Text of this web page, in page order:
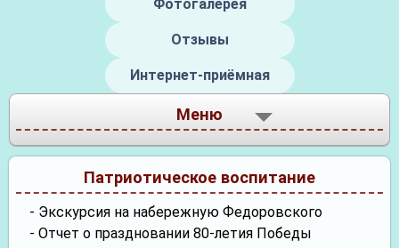
Фотогалерея
Отзывы
Интернет-приёмная
Меню
Патриотическое воспитание
- Экскурсия на набережную Федоровского
- Отчет о праздновании 80-летия Победы